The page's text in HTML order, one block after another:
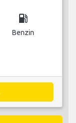
local_gas_station
Benzin